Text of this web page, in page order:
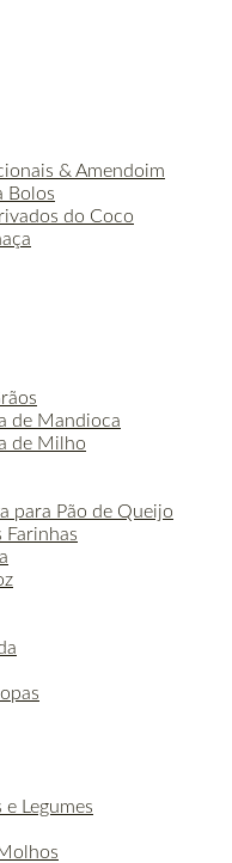
& Amendoim
Bolos
do Coco
de Mandioca
de Milho
para Pão de Queijo
Farinhas
Legumes